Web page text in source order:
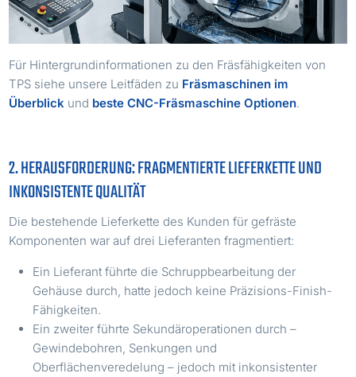
Für Hintergrundinformationen zu den Fräsfähigkeiten von
TPS siehe unsere Leitfäden zu Fräsmaschinen im
Überblick und beste CNC-Fräsmaschine Optionen.
2. HERAUSFORDERUNG: FRAGMENTIERTE LIEFERKETTE UND
INKONSISTENTE QUALITÄT
Die bestehende Lieferkette des Kunden für gefräste
Komponenten war auf drei Lieferanten fragmentiert:
Ein Lieferant führte die Schruppbearbeitung der
Gehäuse durch, hatte jedoch keine Präzisions-Finish-
Fähigkeiten.
Ein zweiter führte Sekundäroperationen durch –
Gewindebohren, Senkungen und
Oberflächenveredelung – jedoch mit inkonsistenter